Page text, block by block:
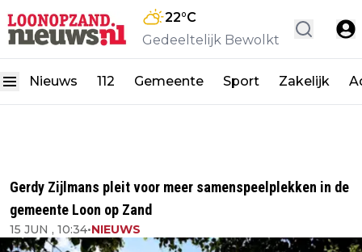
22°C
Gedeeltelijk Bewolkt
Nieuws 112 Gemeente Sport Zakelijk
Gerdy Zijlmans pleit voor meer samenspeelplekken in de
gemeente Loon op Zand
15 JUN , 10:34•NIEUWS